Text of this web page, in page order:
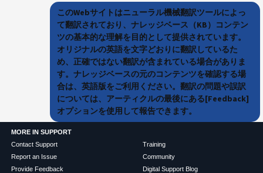
このWebサイトはニューラル機械翻訳ツールによっ
て翻訳されており、ナレッジベース（KB）コンテン
ツの基本的な理解を目的として提供されています。
オリジナルの英語を文字どおりに翻訳しているた
め、正確ではない翻訳が含まれている場合がありま
す。ナレッジベースの元のコンテンツを確認する場
合は、英語版をご利用ください。翻訳の問題や誤訳
については、アーティクルの最後にある[Feedback]
オプションを使用して報告できます。
MORE IN SUPPORT
Contact Support
Report an Issue
Provide Feedback
Training
Community
Digital Support Blog